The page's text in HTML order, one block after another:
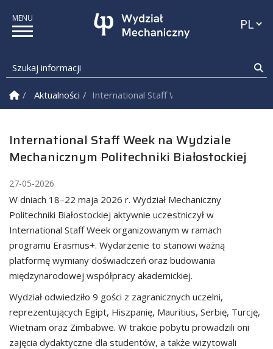
Szukaj informacji
Strona Główna
Aktualności International Staff Week na Wydziale
International Staff Week na Wydziale
Mechanicznym Politechniki Białostockiej
27-05-2026
W dniach 18–22 maja 2026 r. Wydział Mechaniczny
Politechniki Białostockiej aktywnie uczestniczył w
International Staff Week organizowanym w ramach
programu Erasmus+. Wydarzenie to stanowi ważną
platformę wymiany doświadczeń oraz budowania
międzynarodowej współpracy akademickiej.
Wydział odwiedziło 9 gości z zagranicznych uczelni,
reprezentujących Egipt, Hiszpanię, Mauritius, Serbię, Turcję,
Wietnam oraz Zimbabwe. W trakcie pobytu prowadzili oni
zajęcia dydaktyczne dla studentów, a także wizytowali